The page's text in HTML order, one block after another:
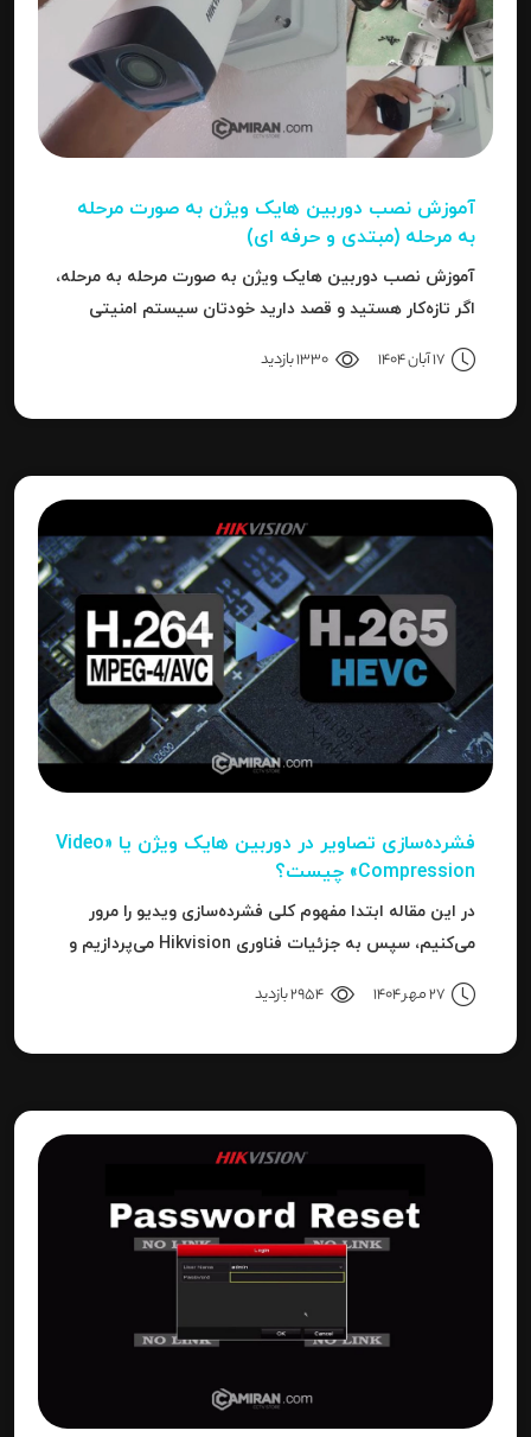
آموزش نصب دوربین هایک‌ ویژن به صورت مرحله‌
به‌ مرحله (مبتدی و حرفه ای)
آموزش نصب دوربین هایک‌ ویژن به صورت مرحله‌ به‌ مرحله،
اگر تازه‌کار هستید و قصد دارید خودتان سیستم امنیتی
دقیق‌تری را بدانید، این مقاله برای شما نوشته شده است.
17 آبان 1404 1330 بازدید
فشرده‌سازی تصاویر در دوربین‌ هایک ویژن یا «Video
Compression» چیست؟
در این مقاله ابتدا مفهوم کلی فشرده‌سازی ویدیو را مرور
می‌کنیم، سپس به جزئیات فناوری Hikvision می‌پردازیم و
نتیجه می‌رسیم.
27 مهر 1404 2954 بازدید